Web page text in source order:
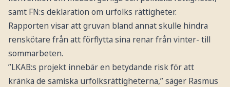
samt FN:s deklaration om urfolks rättigheter.
Rapporten visar att gruvan bland annat skulle hindra
renskötare från att förflytta sina renar från vinter- till
sommarbeten.
”LKAB:s projekt innebär en betydande risk för att
kränka de samiska urfolksrättigheterna,” säger Rasmus